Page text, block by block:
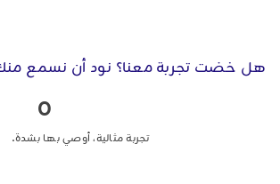
هل خضت تجربة معنا؟ نود أن نسمع
0
تجربة مثالية، أوصي بها بشدة.